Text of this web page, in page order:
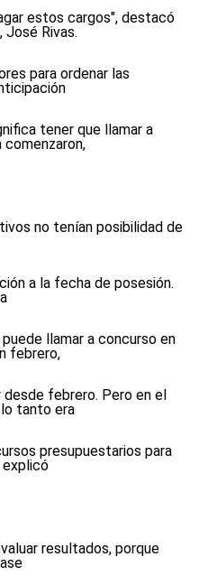
estos cargos", destacó
Rivas.
para ordenar las
tener que llamar a
no tenían posibilidad de
a la fecha de posesión.
llamar a concurso en
febrero,
febrero. Pero en el
tanto era
presupuestarios para
explicó
resultados, porque